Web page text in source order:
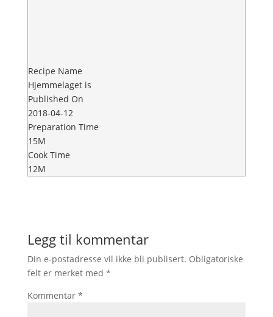
Recipe Name
Hjemmelaget is
Published On
2018-04-12
Preparation Time
15M
Cook Time
12M
Legg til kommentar
Din e-postadresse vil ikke bli publisert. Obligatoriske
felt er merket med *
Kommentar *